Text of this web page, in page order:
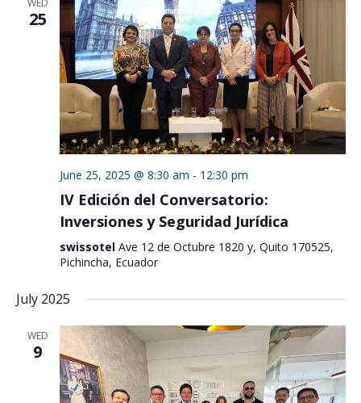
WED
25
June 25, 2025 @ 8:30 am - 12:30 pm
IV Edición del Conversatorio:
Inversiones y Seguridad Jurídica
swissotel Ave 12 de Octubre 1820 y, Quito 170525,
Pichincha, Ecuador
July 2025
WED
9